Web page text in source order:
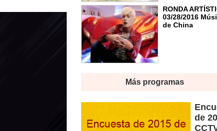
RONDA
03/28/2016
de China
Más programas
de